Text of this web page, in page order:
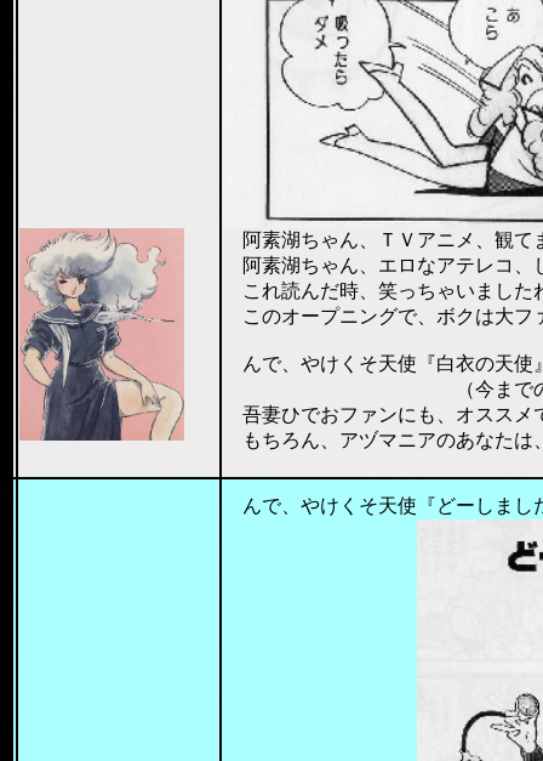
阿素湖ちゃん、ＴＶアニメ、観て
阿素湖ちゃん、エロなアテレコ、
これ読んだ時、笑っちゃいました
このオープニングで、ボクは大フ
んで、やけくそ天使『白衣の天使
（今までの最高得点！）
吾妻ひでおファンにも、オススメ
もちろん、アヅマニアのあなたは
んで、やけくそ天使『どーしまし